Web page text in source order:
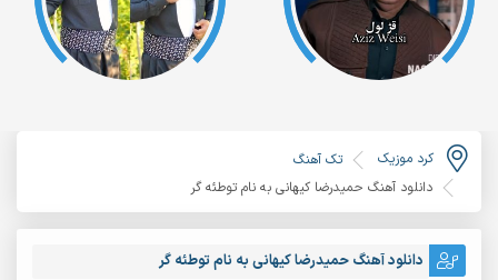
کرد موزیک
تک آهنگ
دانلود آهنگ حمیدرضا کیهانی به نام توطئه گر
دانلود آهنگ حمیدرضا کیهانی به نام توطئه گر